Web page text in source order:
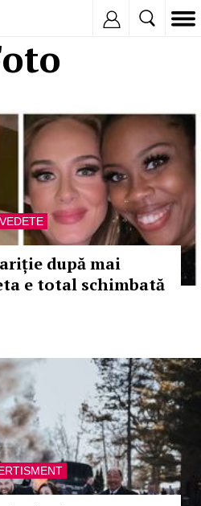
VEDETE
după mai
e total schimbată